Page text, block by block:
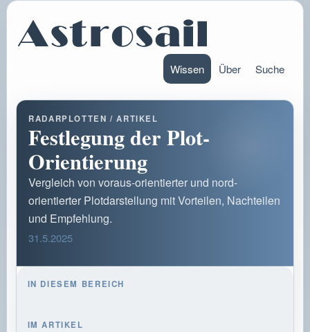
Wissen Über Suche
RADARPLOTTEN / ARTIKEL
Festlegung der Plot-
Orientierung
Vergleich von voraus-orientierter und nord-
orientierter Plotdarstellung mit Vorteilen, Nachteilen
und Empfehlung.
31.5.2025
IN DIESEM BEREICH
IM ARTIKEL